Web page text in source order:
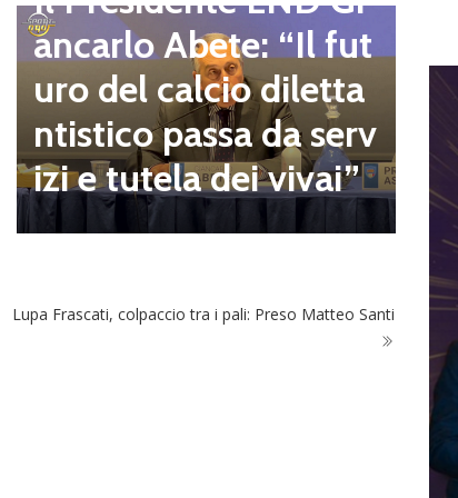
ancarlo Abete: “Il fut
uro del calcio diletta
ntistico passa da serv
izi e tutela dei vivai”
Lupa Frascati, colpaccio tra i pali: Preso Matteo Santi